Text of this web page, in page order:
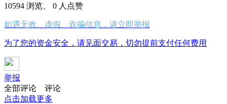
10594 浏览、 0 人点赞
如遇无效、虚假、诈骗信息，请立即举报
为了您的资金安全，请见面交易，切勿提前支付任何费用
举报
全部评论
评论
点击加载更多